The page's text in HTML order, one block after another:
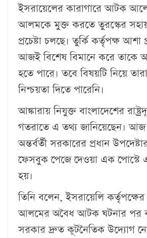
ইসরায়েলের কারাগারে আটক
আলমকে মুক্ত করতে তুরস্কের
প্রচেষ্টা চলছে। তুর্কি কর্তৃপক্ষ
আজই বিশেষ বিমানে করে তাকে
হতে পারে। তবে বিষয়টি নিয়ে
নিশ্চয়তা দিতে পারেনি।
আঙ্কারায় নিযুক্ত বাংলাদেশের
গতরাতে এ তথ্য জানিয়েছেন।
অন্তর্বর্তী সরকারের প্রধান
ফেসবুক পেজে দেওয়া এক পোস্টে
হয়।
তিনি বলেন, ইসরায়েলি
আলমের অবৈধ আটক ঘটনার পর
সরকার দ্রুত কূটনৈতিক উদ্যোগ